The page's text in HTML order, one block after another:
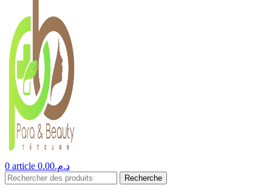
0 article د.م.0.00
Recherche